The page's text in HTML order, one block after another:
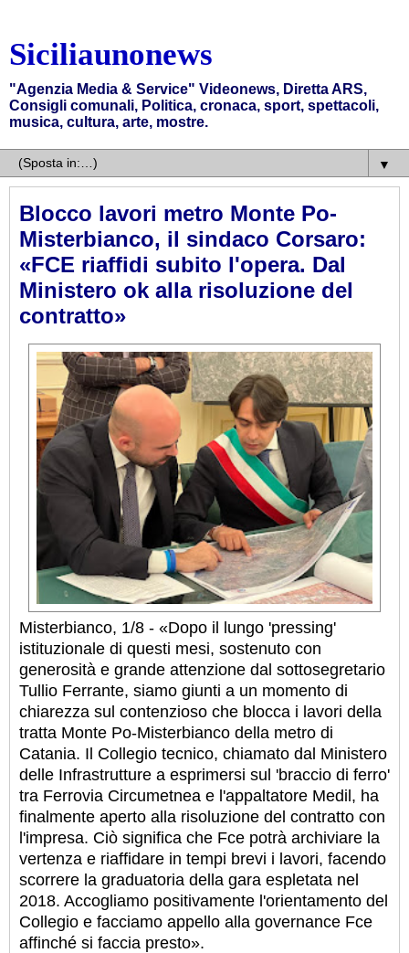
Siciliaunonews
"Agenzia Media & Service" Videonews, Diretta ARS,
Consigli comunali, Politica, cronaca, sport, spettacoli,
musica, cultura, arte, mostre.
▼
Blocco lavori metro Monte Po-
Misterbianco, il sindaco Corsaro:
«FCE riaffidi subito l'opera. Dal
Ministero ok alla risoluzione del
contratto»
Misterbianco, 1/8 - «Dopo il lungo 'pressing'
istituzionale di questi mesi, sostenuto con
generosità e grande attenzione dal sottosegretario
Tullio Ferrante, siamo giunti a un momento di
chiarezza sul contenzioso che blocca i lavori della
tratta Monte Po-Misterbianco della metro di
Catania. Il Collegio tecnico, chiamato dal Ministero
delle Infrastrutture a esprimersi sul 'braccio di ferro'
tra Ferrovia Circumetnea e l'appaltatore Medil, ha
finalmente aperto alla risoluzione del contratto con
l'impresa. Ciò significa che Fce potrà archiviare la
vertenza e riaffidare in tempi brevi i lavori, facendo
scorrere la graduatoria della gara espletata nel
2018. Accogliamo positivamente l'orientamento del
Collegio e facciamo appello alla governance Fce
affinché si faccia presto».